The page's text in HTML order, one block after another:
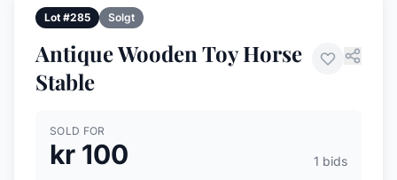
Lot #285 Solgt
Antique Wooden Toy Horse
Stable
SOLD FOR
kr 100 1 bids